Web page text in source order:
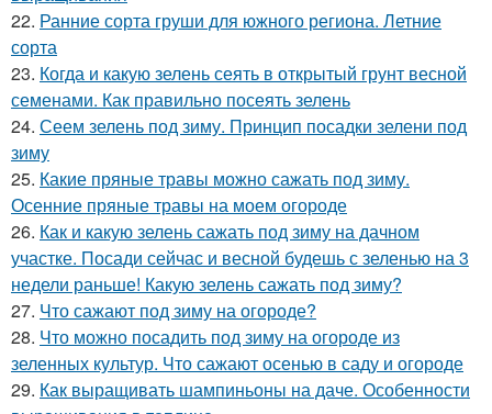
22. Ранние сорта груши для южного региона. Летние
сорта
23. Когда и какую зелень сеять в открытый грунт весной
семенами. Как правильно посеять зелень
24. Сеем зелень под зиму. Принцип посадки зелени под
зиму
25. Какие пряные травы можно сажать под зиму.
Осенние пряные травы на моем огороде
26. Как и какую зелень сажать под зиму на дачном
участке. Посади сейчас и весной будешь с зеленью на 3
недели раньше! Какую зелень сажать под зиму?
27. Что сажают под зиму на огороде?
28. Что можно посадить под зиму на огороде из
зеленных культур. Что сажают осенью в саду и огороде
29. Как выращивать шампиньоны на даче. Особенности